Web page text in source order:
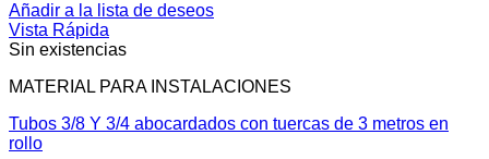
Añadir a la lista de deseos
Vista Rápida
Sin existencias
MATERIAL PARA INSTALACIONES
Tubos 3/8 Y 3/4 abocardados con tuercas de 3 metros en
rollo